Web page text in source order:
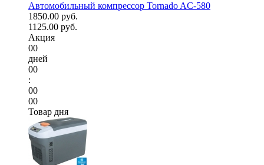
Автомобильный компрессор Tornado AC-580
1850.00 руб.
1125.00 руб.
Акция
00
дней
00
:
00
00
Товар дня